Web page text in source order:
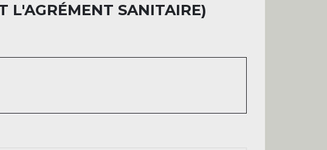
L'AGRÉMENT SANITAIRE)